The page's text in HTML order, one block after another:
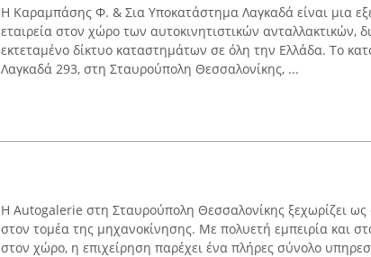
Η Καραμπάσης Φ. & Σια Υποκατάστημα Λαγκαδά είναι μια
εταιρεία στον χώρο των αυτοκινητιστικών ανταλλακτικών,
εκτεταμένο δίκτυο καταστημάτων σε όλη την Ελλάδα. Το
Λαγκαδά 293, στη Σταυρούπολη Θεσσαλονίκης, ...
Η Autogalerie στη Σταυρούπολη Θεσσαλονίκης ξεχωρίζει
στον τομέα της μηχανοκίνησης. Με πολυετή εμπειρία και
στον χώρο, η επιχείρηση παρέχει ένα πλήρες σύνολο